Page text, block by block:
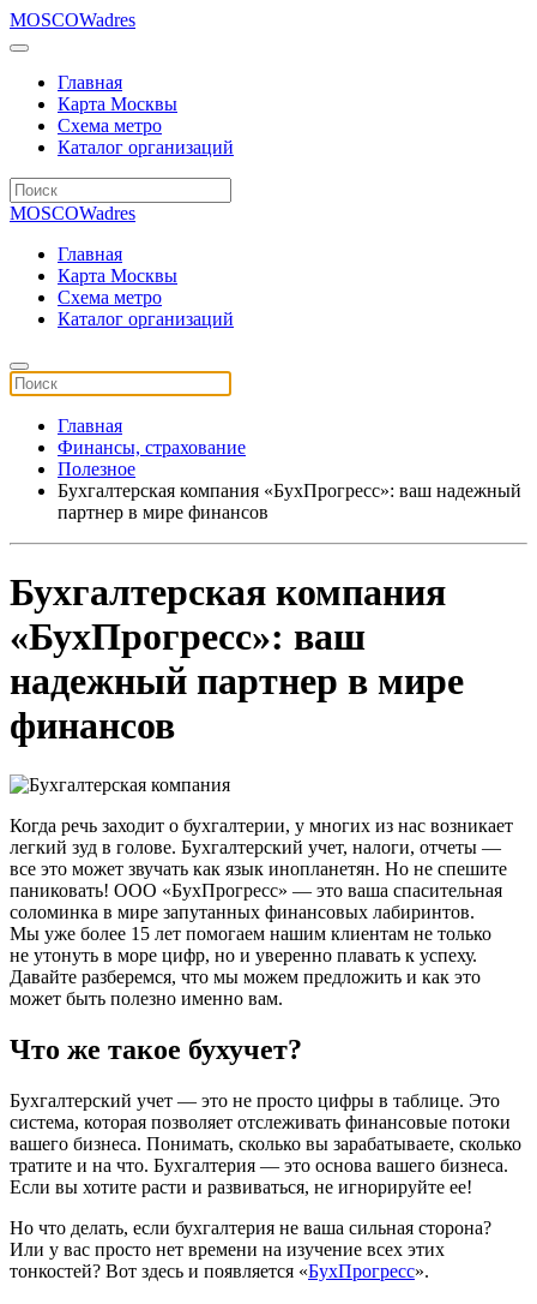
MOSCOWadres
Главная
Карта Москвы
Схема метро
Каталог организаций
MOSCOWadres
Главная
Карта Москвы
Схема метро
Каталог организаций
Главная
Финансы, страхование
Полезное
Бухгалтерская компания «БухПрогресс»: ваш надежный
партнер в мире финансов
Бухгалтерская компания
«БухПрогресс»: ваш
надежный партнер в мире
финансов
Когда речь заходит о бухгалтерии, у многих из нас возникает
легкий зуд в голове. Бухгалтерский учет, налоги, отчеты —
все это может звучать как язык инопланетян. Но не спешите
паниковать! ООО «БухПрогресс» — это ваша спасительная
соломинка в мире запутанных финансовых лабиринтов.
Мы уже более 15 лет помогаем нашим клиентам не только
не утонуть в море цифр, но и уверенно плавать к успеху.
Давайте разберемся, что мы можем предложить и как это
может быть полезно именно вам.
Что же такое бухучет?
Бухгалтерский учет — это не просто цифры в таблице. Это
система, которая позволяет отслеживать финансовые потоки
вашего бизнеса. Понимать, сколько вы зарабатываете, сколько
тратите и на что. Бухгалтерия — это основа вашего бизнеса.
Если вы хотите расти и развиваться, не игнорируйте ее!
Но что делать, если бухгалтерия не ваша сильная сторона?
Или у вас просто нет времени на изучение всех этих
тонкостей? Вот здесь и появляется «БухПрогресс».